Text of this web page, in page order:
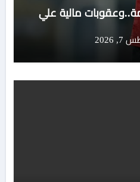
مالية علي
2026